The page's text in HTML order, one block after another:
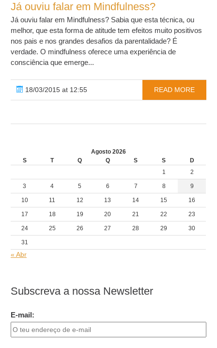
Já ouviu falar em Mindfulness?
Já ouviu falar em Mindfulness? Sabia que esta técnica, ou
melhor, que esta forma de atitude tem efeitos muito positivos
nos pais e nos grandes desafios da parentalidade? É
verdade. O mindfulness oferece uma experiência de
consciência que emerge...
18/03/2015 at 12:55 READ MORE
Agosto 2026
S
T Q Q S S
D
1
2
3 4 5 6 7 8 9
10 11 12 13 14 15 16
17 18 19 20 21 22 23
24 25 26 27 28 29 30
31
« Abr
Subscreva a nossa Newsletter
E-mail: